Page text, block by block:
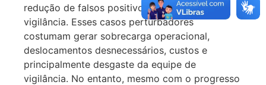
redução de falsos positivos em centrais de
vigilância. Esses casos perturbadores
costumam gerar sobrecarga operacional,
deslocamentos desnecessários, custos e
principalmente desgaste da equipe de
vigilância. No entanto, mesmo com o progresso